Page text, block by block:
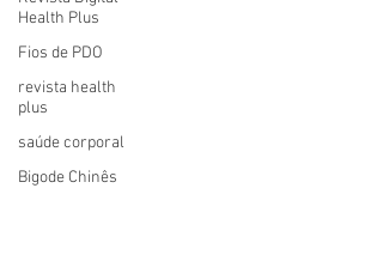
Health Plus
Fios de PDO
revista health
plus
saúde corporal
Bigode Chinês